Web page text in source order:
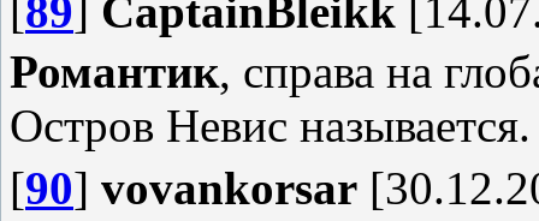
[89] CaptainBleikk
Романтик, справа на
Остров Невис называется.
[90] vovankorsar